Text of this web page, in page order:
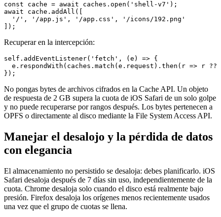
const cache = await caches.open('shell-v7');
await cache.addAll([
  '/', '/app.js', '/app.css', '/icons/192.png'
Recuperar en la intercepción:
self.addEventListener('fetch', (e) => {
e.respondWith(caches.match(e.request).then(r => r ??
No pongas bytes de archivos cifrados en la Cache API. Un objeto
de respuesta de 2 GB supera la cuota de iOS Safari de un solo golpe
y no puede recuperarse por rangos después. Los bytes pertenecen a
OPFS o directamente al disco mediante la File System Access API.
Manejar el desalojo y la pérdida de datos
con elegancia
El almacenamiento no persistido se desaloja: debes planificarlo. iOS
Safari desaloja después de 7 días sin uso, independientemente de la
cuota. Chrome desaloja solo cuando el disco está realmente bajo
presión. Firefox desaloja los orígenes menos recientemente usados
una vez que el grupo de cuotas se llena.